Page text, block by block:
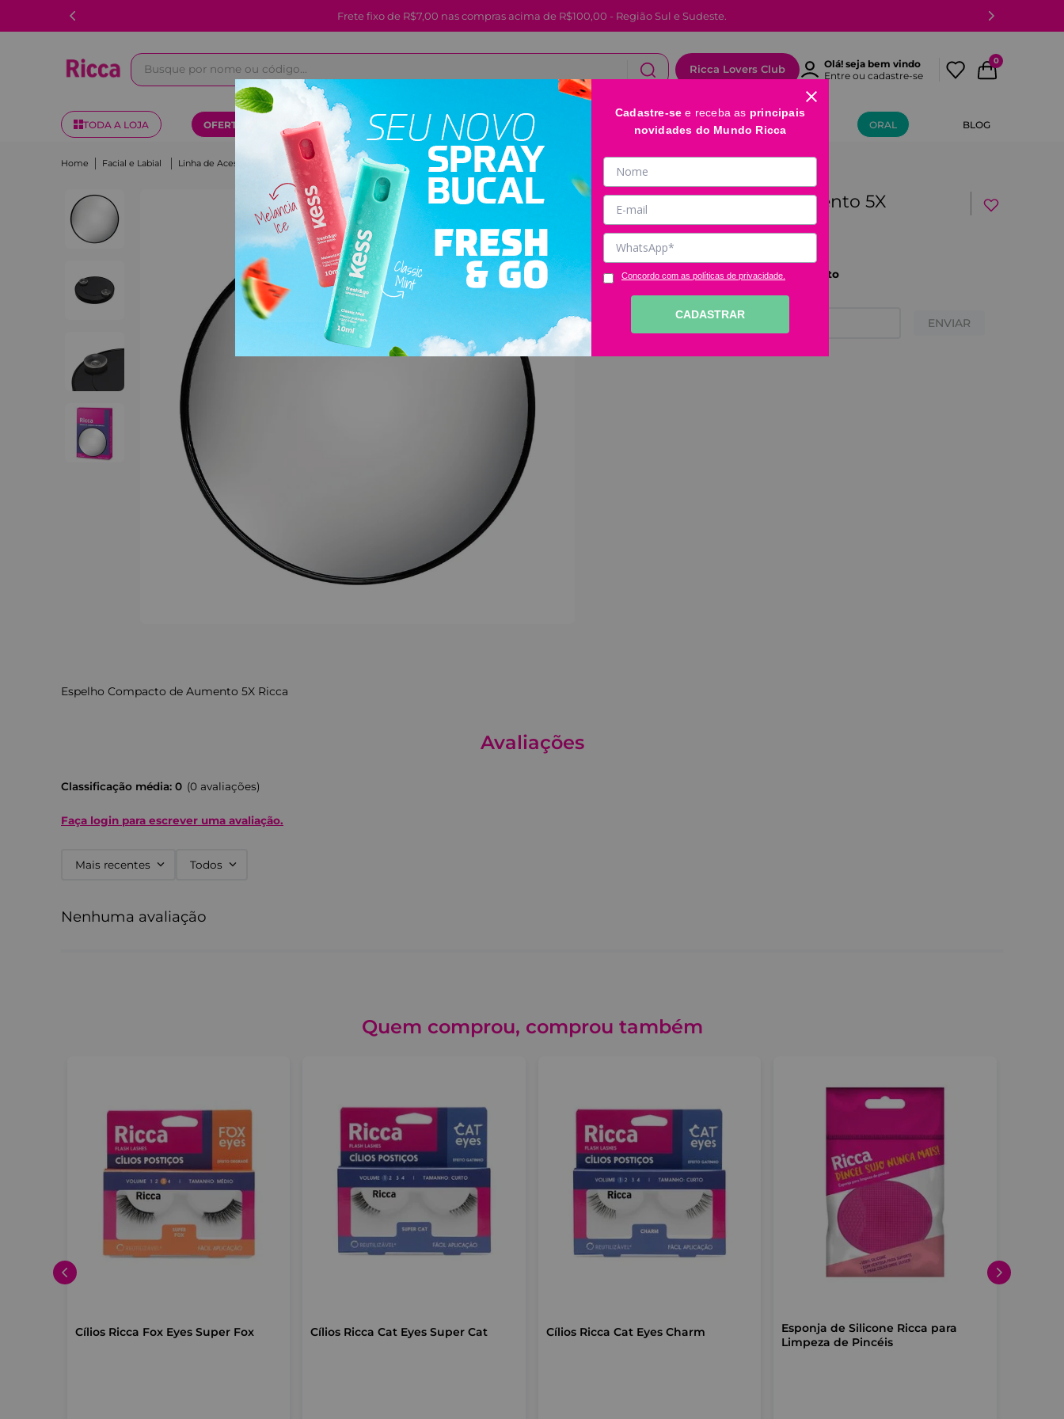
Frete fixo de R$7,00 nas compras acima de R$100,00 - Região Sul e Sudeste.
Busque por nome ou código...
Ricca Lovers Club
Olá! seja bem vindo
Entre ou cadastre-se
0
TODA A LOJA OFERTAS KITS CABELOS FACIAL E LABIAL BANHO E CORPO MÃOS E PÉS ORAL BLOG
Facial e Labial Linha de Acessórios Espelho Compacto de Aumento 5X Ricca
Espelho Compacto de Aumento 5X
Ricca
Código:2670
Este produto não está disponível no momento
Quero saber quando estiver disponível
ENVIAR
Espelho Compacto de Aumento 5X Ricca
Avaliações
Classificação média: 0 (0 avaliações)
Faça login para escrever uma avaliação.
Mais recentes Todos
Nenhuma avaliação
Quem comprou, comprou também
Cílios Ricca Fox Eyes Super Fox Cílios Ricca Cat Eyes Super Cat Cílios Ricca Cat Eyes Charm
Esponja de Silicone Ricca para
Limpeza de Pincéis
Cadastre-se e receba as principais
novidades do Mundo Ricca
Concordo com as políticas de privacidade.
CADASTRAR